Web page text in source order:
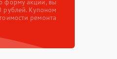
форму акции, вы
рублей. Купоном
ремонта